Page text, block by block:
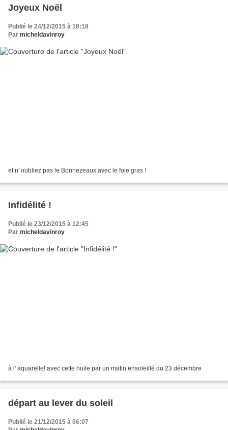
Joyeux Noël
Publié le 24/12/2015 à 18:18
Par micheldavinroy
et n' oubliez pas le Bonnezeaux avec le foie gras !
Infidélité !
Publié le 23/12/2015 à 12:45
Par micheldavinroy
à l' aquarelle! avec cette huile par un matin ensoleillé du 23 décembre
départ au lever du soleil
Publié le 21/12/2015 à 06:07